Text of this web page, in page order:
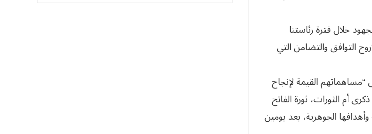
خلال فترة رئاستنا
التوافق والتضامن التي
“مساهماتهم القيمة لإنجاح
أم الثورات، ثورة الفاتح
الجوهرية، بعد يومين